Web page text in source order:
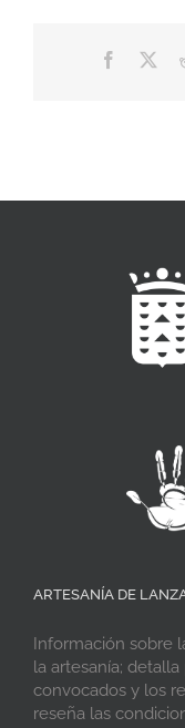
Facebook
ARTESANÍA DE
Información sobre
la artesanía;
convocados y los
reseña las